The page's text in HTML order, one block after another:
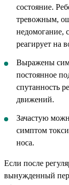
состояние.
тревожным,
недомогание,
реагирует на
Выражены
постоянное
спутанность
движений.
Зачастую
симптом
носа.
Если после
вынужденный